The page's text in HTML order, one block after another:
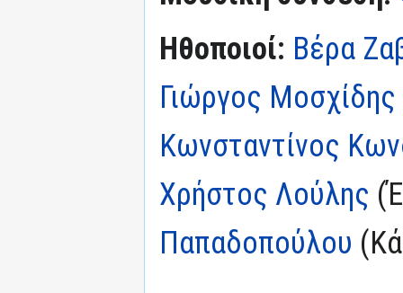
Ηθοποιοί: Βέρα
Γιώργος Μοσχίδης
Κωνσταντίνος
Χρήστος Λούλης
Παπαδοπούλου